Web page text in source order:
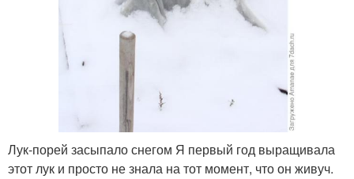
Лук-порей засыпало снегом Я первый год выращивала
этот лук и просто не знала на тот момент, что он живуч.